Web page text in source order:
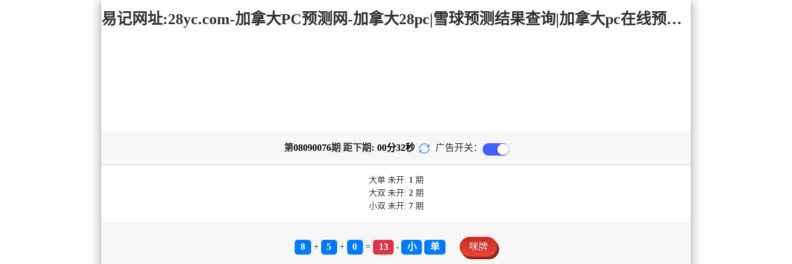
易记网址:28yc.com-加拿大PC预测网-加拿大28pc|雪球预测结果查询|加拿大pc在线预测结果_极致火热优质的免费预测
第08090076期 距下期: 00分32秒 广告开关：
大单 未开: 1期
大双 未开: 2期
小双 未开: 7期
8 + 5 + 0 = 13 - 小 单 咪牌